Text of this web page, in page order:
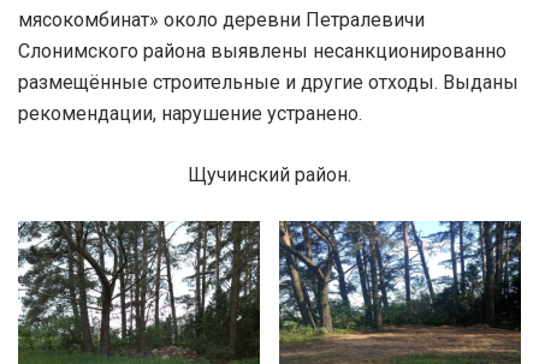
мясокомбинат» около деревни Петралевичи
Слонимского района выявлены несанкционированно
размещённые строительные и другие отходы. Выданы
рекомендации, нарушение устранено.
Щучинский район.